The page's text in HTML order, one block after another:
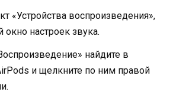
«Устройства воспроизведения»,
настроек звука.
найдите в
и щелкните по ним правой